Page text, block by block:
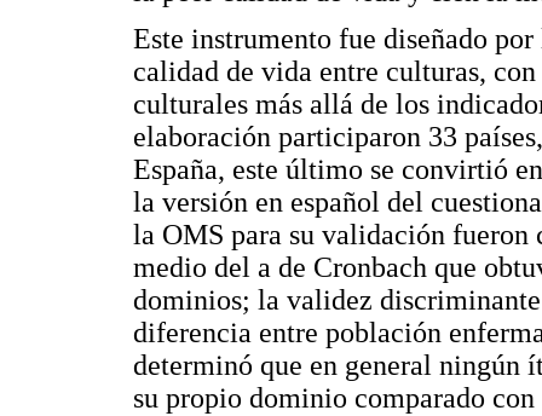
Este instrumento fue diseñado
calidad de vida entre culturas,
culturales más allá de los
elaboración participaron 33
España, este último se convirtió
la versión en español del
la OMS para su validación fueron
medio del a de Cronbach que
dominios; la validez
diferencia entre población
determinó que en general ningún
su propio dominio comparado